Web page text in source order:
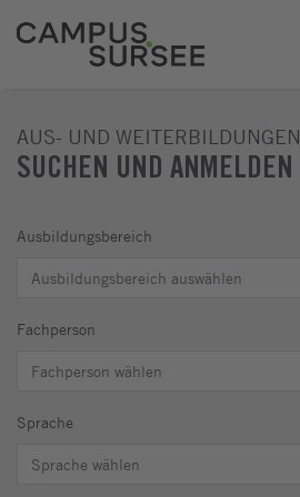
AUS- UND WEITERBILDUNGEN
SUCHEN UND ANMELDEN
Ausbildungsbereich
Fachperson
Sprache